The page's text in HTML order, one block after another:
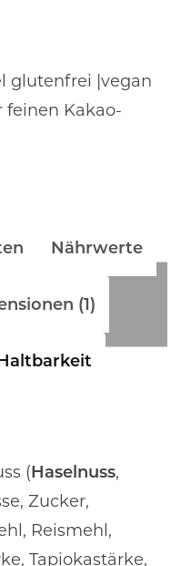
glutenfrei |vegan
feinen Kakao-
Nährwerte
(1)
(Haselnuss,
Zucker,
Reismehl,
Tapiokastärke,